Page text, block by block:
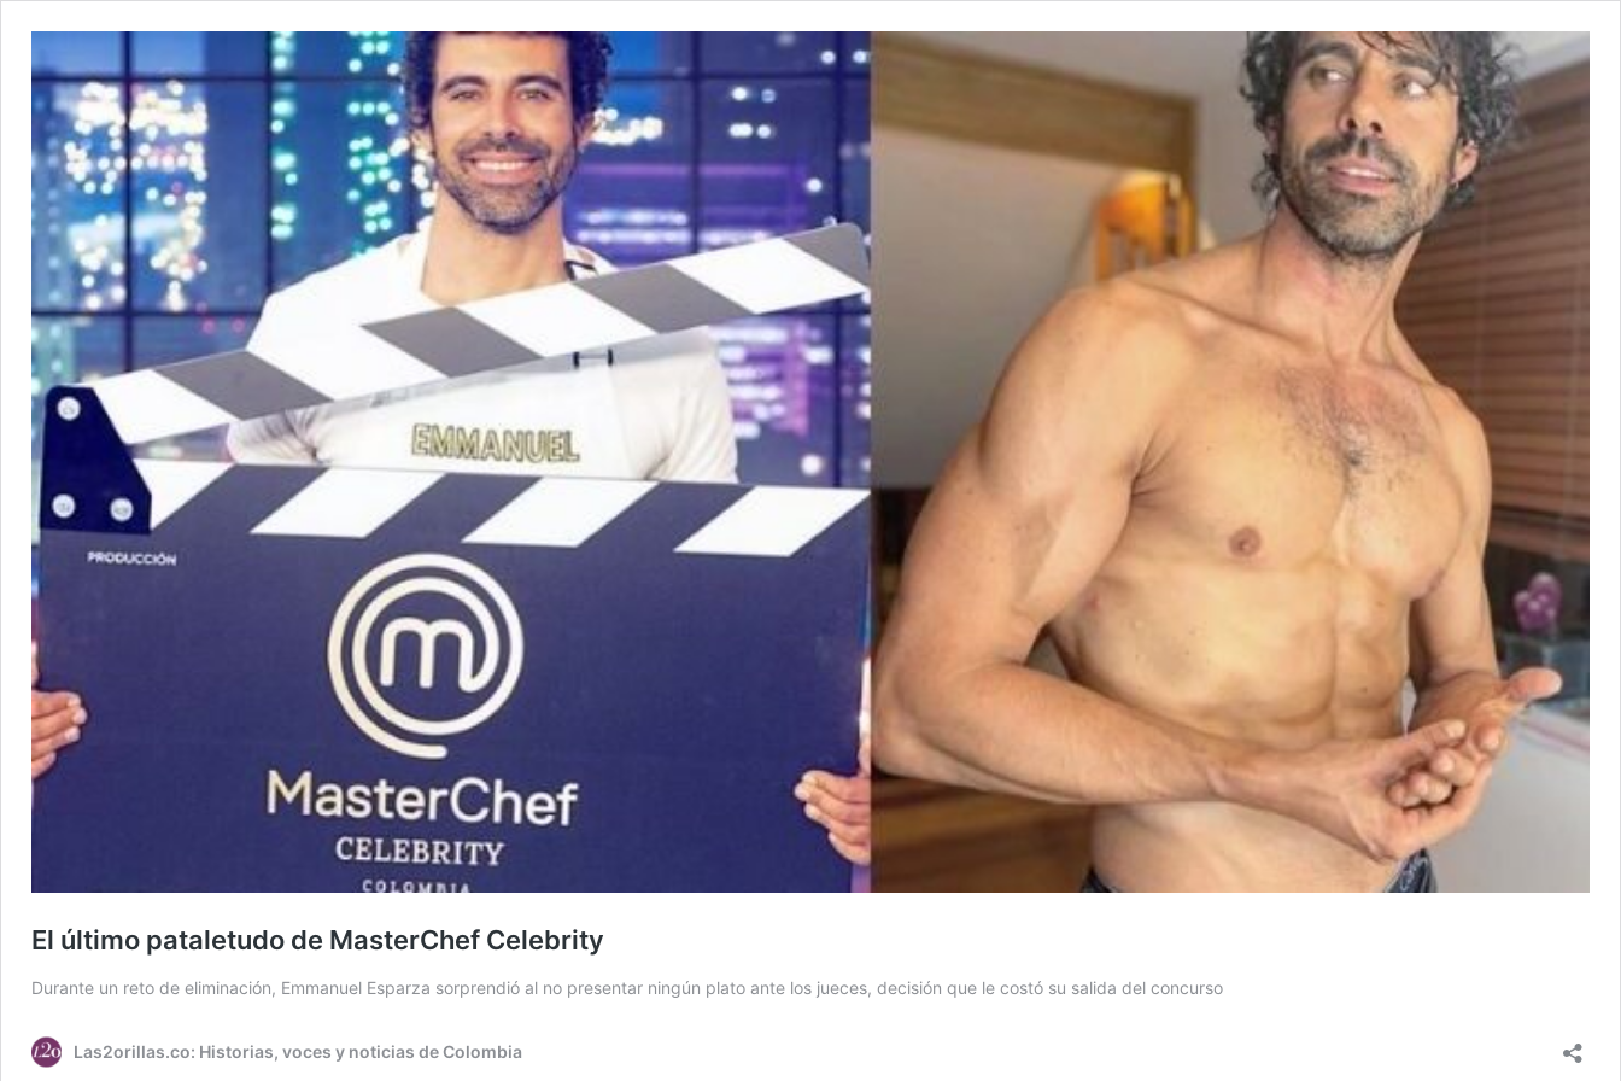
El último pataletudo de MasterChef Celebrity
Durante un reto de eliminación, Emmanuel Esparza sorprendió al no presentar ningún plato ante los jueces, decisión que le costó su salida del concurso
Las2orillas.co: Historias, voces y noticias de Colombia